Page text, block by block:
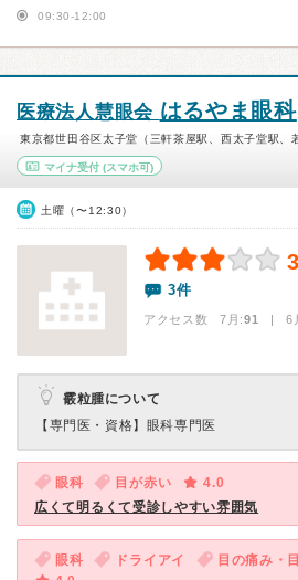
09:30-12:00
医療法人慧眼会 はるやま眼科
東京都世田谷区太子堂（三軒茶屋駅、西太子堂駅、
マイナ受付 (スマホ可)
土曜（〜12:30）
3件
アクセス数 7月:91 | 6
霰粒腫について
【専門医・資格】 眼科専門医
眼科 目が赤い
4.0
広くて明るくて受診しやすい雰囲気
眼科 ドライアイ
目の痛み・